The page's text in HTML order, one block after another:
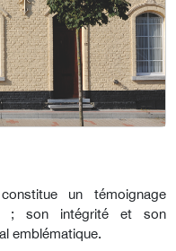
un témoignage
; son intégrité et son
emblématique.